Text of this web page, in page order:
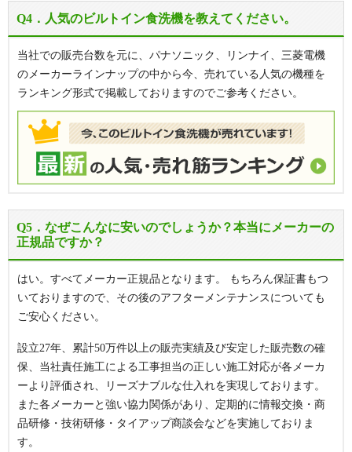
Q4．人気のビルトイン食洗機を教えてください。
当社での販売台数を元に、パナソニック、リンナイ、三菱電機
のメーカーラインナップの中から今、売れている人気の機種を
ランキング形式で掲載しておりますのでご参考ください。
Q5．なぜこんなに安いのでしょうか？本当にメーカーの
正規品ですか？
はい。すべてメーカー正規品となります。 もちろん保証書もつ
いておりますので、その後のアフターメンテナンスについても
ご安心ください。
設立27年、累計50万件以上の販売実績及び安定した販売数の確
保、当社責任施工による工事担当の正しい施工対応が各メーカ
ーより評価され、リーズナブルな仕入れを実現しております。
また各メーカーと強い協力関係があり、定期的に情報交換・商
品研修・技術研修・タイアップ商談会などを実施しておりま
す。